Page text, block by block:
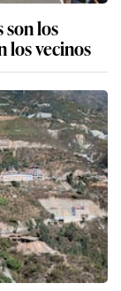
son los
los vecinos